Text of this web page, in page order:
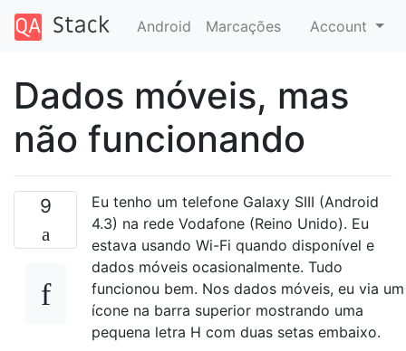
Android Marcações Account
Dados móveis, mas
não funcionando
9
Eu tenho um telefone Galaxy SIII (Android
4.3) na rede Vodafone (Reino Unido). Eu
estava usando Wi-Fi quando disponível e
dados móveis ocasionalmente. Tudo
funcionou bem. Nos dados móveis, eu via um
ícone na barra superior mostrando uma
pequena letra H com duas setas embaixo.